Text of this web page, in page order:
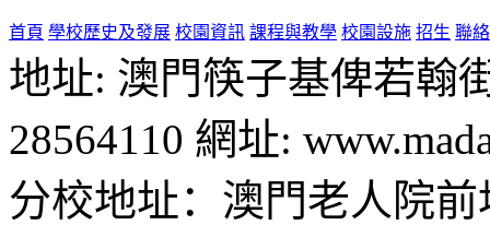
首頁 學校歷史及發展 校園資訊 課程與教學 校園設施 招生 聯
地址: 澳門筷子基俾若翰
28564110 網址:
分校地址：澳門老人院